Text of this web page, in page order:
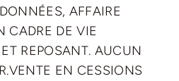
AFFAIRE
CADRE DE VIE
REPOSANT. AUCUN
EN CESSIONS